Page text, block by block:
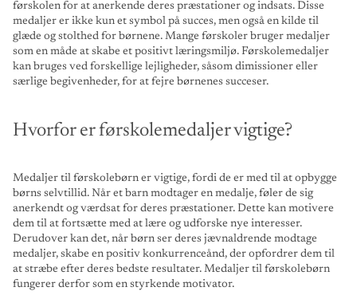
førskolen for at anerkende deres præstationer og indsats. Disse
medaljer er ikke kun et symbol på succes, men også en kilde til
glæde og stolthed for børnene. Mange førskoler bruger medaljer
som en måde at skabe et positivt læringsmiljø. Førskolemedaljer
kan bruges ved forskellige lejligheder, såsom dimissioner eller
særlige begivenheder, for at fejre børnenes succeser.
Hvorfor er førskolemedaljer vigtige?
Medaljer til førskolebørn er vigtige, fordi de er med til at opbygge
børns selvtillid. Når et barn modtager en medalje, føler de sig
anerkendt og værdsat for deres præstationer. Dette kan motivere
dem til at fortsætte med at lære og udforske nye interesser.
Derudover kan det, når børn ser deres jævnaldrende modtage
medaljer, skabe en positiv konkurrenceånd, der opfordrer dem til
at stræbe efter deres bedste resultater. Medaljer til førskolebørn
fungerer derfor som en styrkende motivator.